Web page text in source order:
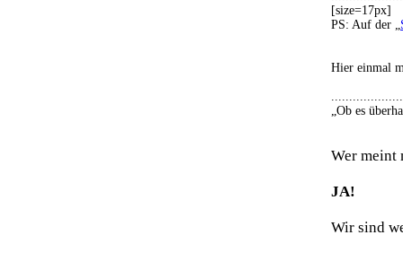
[size=17px]
PS: Auf der „
Hier einmal
„Ob es
Wer meint
JA!
Wir sind